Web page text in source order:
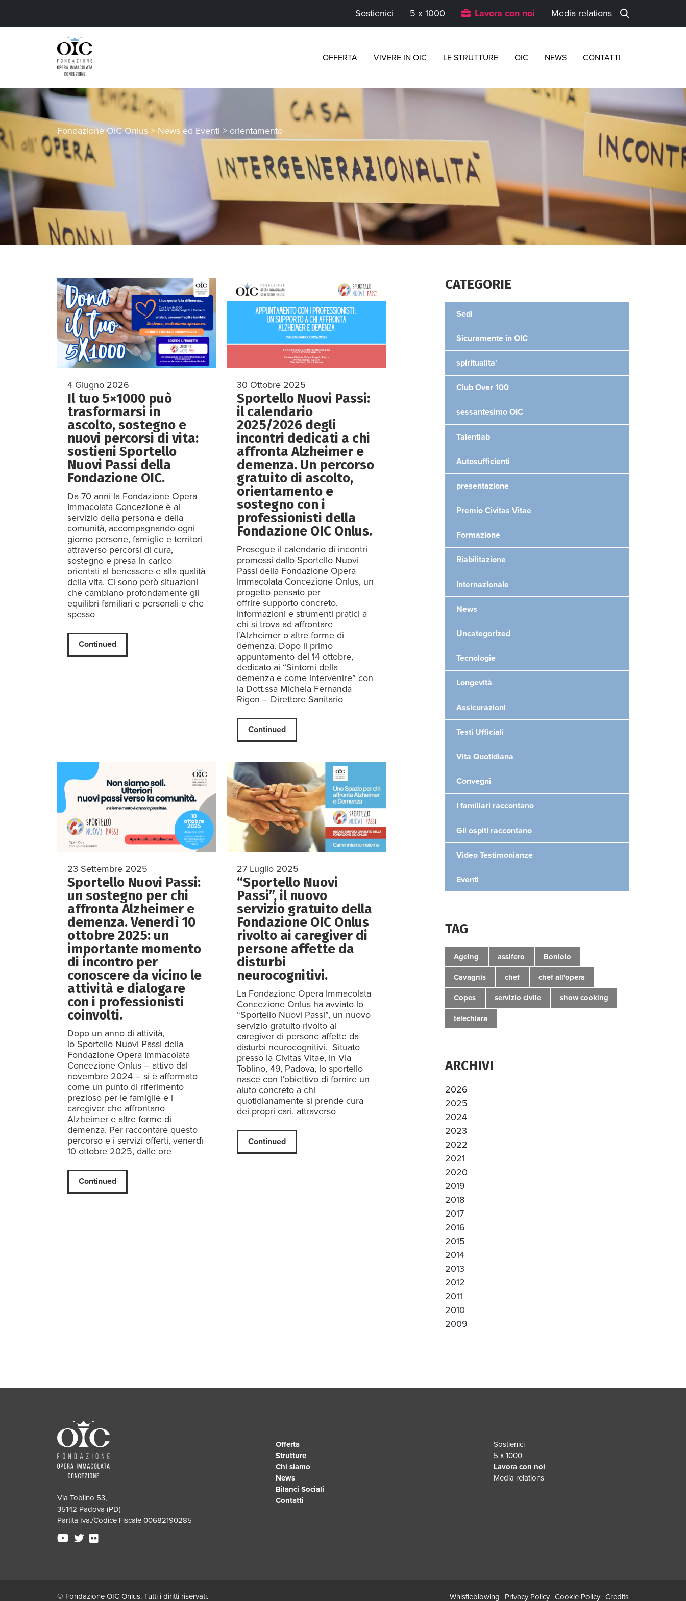
Sostienici 5 x 1000 Lavora con noi Media relations
OFFERTA VIVERE IN OIC LE STRUTTURE OIC NEWS CONTATTI
Fondazione OIC Onlus > News ed Eventi > orientamento
4 Giugno 2026
Il tuo 5×1000 può
trasformarsi in
ascolto, sostegno e
nuovi percorsi di vita:
sostieni Sportello
Nuovi Passi della
Fondazione OIC.
Da 70 anni la Fondazione Opera
Immacolata Concezione è al
servizio della persona e della
comunità, accompagnando ogni
giorno persone, famiglie e territori
attraverso percorsi di cura,
sostegno e presa in carico
orientati al benessere e alla qualità
della vita. Ci sono però situazioni
che cambiano profondamente gli
equilibri familiari e personali e che
spesso
Continued
30 Ottobre 2025
Sportello Nuovi Passi:
il calendario
2025/2026 degli
incontri dedicati a chi
affronta Alzheimer e
demenza. Un percorso
gratuito di ascolto,
orientamento e
sostegno con i
professionisti della
Fondazione OIC Onlus.
Prosegue il calendario di incontri
promossi dallo Sportello Nuovi
Passi della Fondazione Opera
Immacolata Concezione Onlus, un
progetto pensato per
offrire supporto concreto,
informazioni e strumenti pratici a
chi si trova ad affrontare
l’Alzheimer o altre forme di
demenza. Dopo il primo
appuntamento del 14 ottobre,
dedicato ai “Sintomi della
demenza e come intervenire” con
la Dott.ssa Michela Fernanda
Rigon – Direttore Sanitario
Continued
23 Settembre 2025
Sportello Nuovi Passi:
un sostegno per chi
affronta Alzheimer e
demenza. Venerdì 10
ottobre 2025: un
importante momento
di incontro per
conoscere da vicino le
attività e dialogare
con i professionisti
coinvolti.
Dopo un anno di attività,
lo Sportello Nuovi Passi della
Fondazione Opera Immacolata
Concezione Onlus – attivo dal
novembre 2024 – si è affermato
come un punto di riferimento
prezioso per le famiglie e i
caregiver che affrontano
Alzheimer e altre forme di
demenza. Per raccontare questo
percorso e i servizi offerti, venerdì
10 ottobre 2025, dalle ore
Continued
27 Luglio 2025
“Sportello Nuovi
Passi”, il nuovo
servizio gratuito della
Fondazione OIC Onlus
rivolto ai caregiver di
persone affette da
disturbi
neurocognitivi.
La Fondazione Opera Immacolata
Concezione Onlus ha avviato lo
“Sportello Nuovi Passi”, un nuovo
servizio gratuito rivolto ai
caregiver di persone affette da
disturbi neurocognitivi. Situato
presso la Civitas Vitae, in Via
Toblino, 49, Padova, lo sportello
nasce con l’obiettivo di fornire un
aiuto concreto a chi
quotidianamente si prende cura
dei propri cari, attraverso
Continued
CATEGORIE
Sedi
Sicuramente in OIC
spiritualita'
Club Over 100
sessantesimo OIC
Talentlab
Autosufficienti
presentazione
Premio Civitas Vitae
Formazione
Riabilitazione
Internazionale
News
Uncategorized
Tecnologie
Longevità
Assicurazioni
Testi Ufficiali
Vita Quotidiana
Convegni
I familiari raccontano
Gli ospiti raccontano
Video Testimonianze
Eventi
TAG
Ageing assifero Boniolo
Cavagnis chef chef all'opera
Copes servizio civile show cooking
telechiara
ARCHIVI
2026
2025
2024
2023
2022
2021
2020
2019
2018
2017
2016
2015
2014
2013
2012
2011
2010
2009
Via Toblino 53,
35142 Padova (PD)
Partita Iva./Codice Fiscale 00682190285
Offerta
Strutture
Chi siamo
News
Bilanci Sociali
Contatti
Sostienici
5 x 1000
Lavora con noi
Media relations
© Fondazione OIC Onlus. Tutti i diritti riservati. Whistleblowing Privacy Policy Cookie Policy Credits